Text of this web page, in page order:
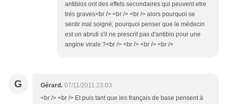
antibios ont des effets secondaires qui peuvent etre
trés graves<br /> <br /> <br /> alors pourquoi se
sentir mal soigné, pourquoi penser que le médecin
est un abruti s'il ne prescrit pas d'antibio pour une
angine virale ?<br /> <br /> <br /> <br />
G Gérard. 07/11/2011 23:03
<br /> <br /> Et puis tant que les français de base pensent à